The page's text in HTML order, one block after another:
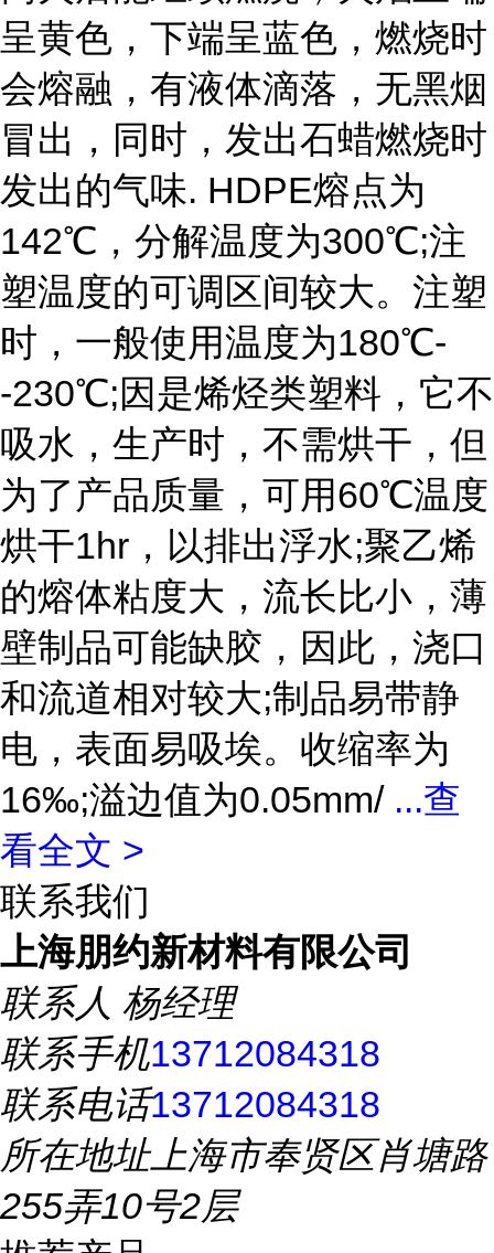
呈黄色，下端呈蓝色，燃烧时
会熔融，有液体滴落，无黑烟
冒出，同时，发出石蜡燃烧时
发出的气味. HDPE熔点为
142℃，分解温度为300℃;注
塑温度的可调区间较大。注塑
时，一般使用温度为180℃-
-230℃;因是烯烃类塑料，它不
吸水，生产时，不需烘干，但
为了产品质量，可用60℃温度
烘干1hr，以排出浮水;聚乙烯
的熔体粘度大，流长比小，薄
壁制品可能缺胶，因此，浇口
和流道相对较大;制品易带静
电，表面易吸埃。收缩率为
16‰;溢边值为0.05mm/ ...查
看全文 >
联系我们
上海朋约新材料有限公司
联系人 杨经理
联系手机13712084318
联系电话13712084318
所在地址上海市奉贤区肖塘路
255弄10号2层